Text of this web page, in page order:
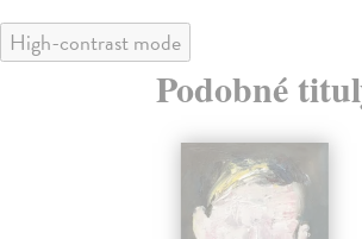
High-contrast mode
Podobné